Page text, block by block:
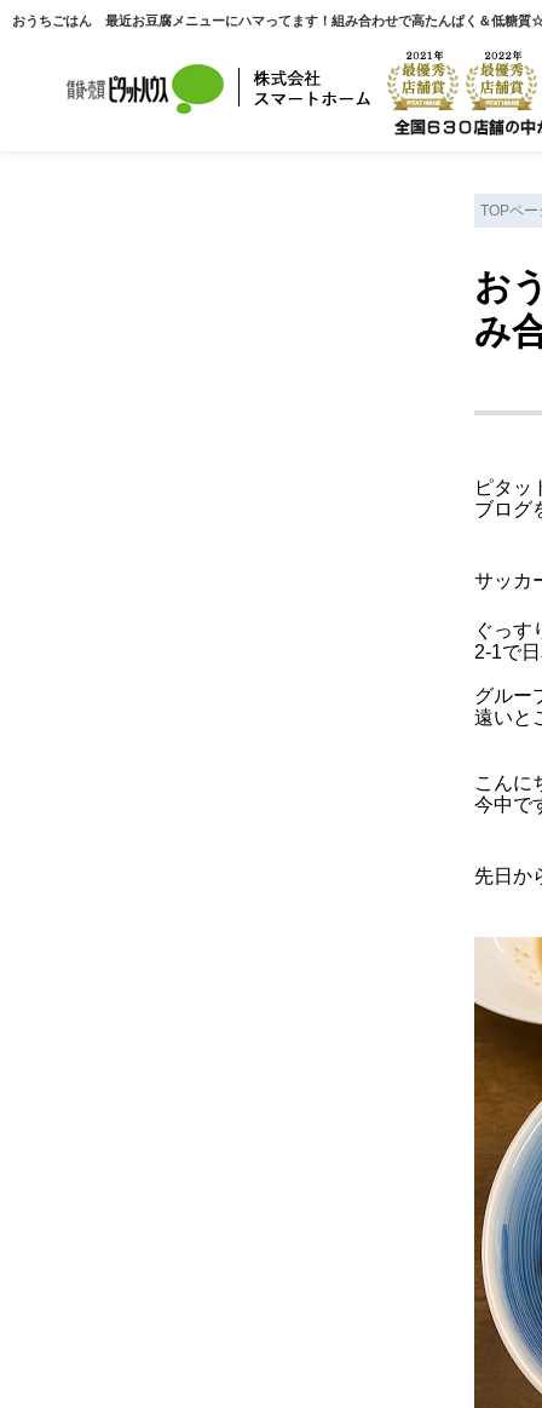
TOPペー
お
み
ピタッ
ブログ
サッカ
ぐっす
2-1で
グルー
遠いと
こんに
今中で
先日か